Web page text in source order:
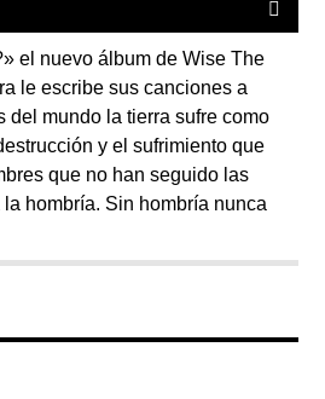
el nuevo álbum de Wise The
le escribe sus canciones a
del mundo la tierra sufre como
y el sufrimiento que
que no han seguido las
hombría. Sin hombría nunca